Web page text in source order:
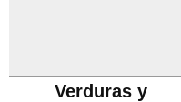
Verduras y